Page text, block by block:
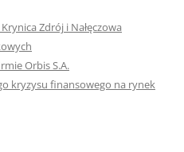
Zdrój i Nałęczowa
Orbis S.A.
kryzysu finansowego na rynek